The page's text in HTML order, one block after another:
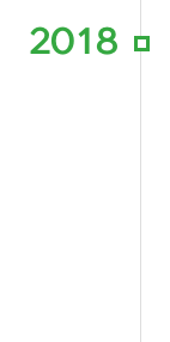
2018